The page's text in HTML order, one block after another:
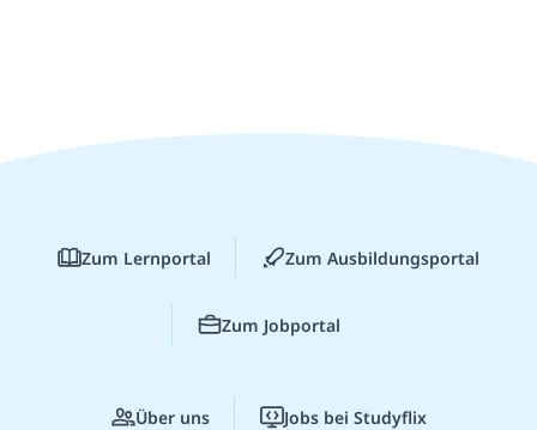
Zum Lernportal Zum Ausbildungsportal
Zum Jobportal
Über uns Jobs bei Studyflix